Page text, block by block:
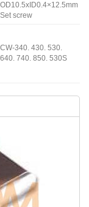
OD10.5xID0.4×12.5mm
Set screw
CW-340. 430. 530.
640. 740. 850. 530S